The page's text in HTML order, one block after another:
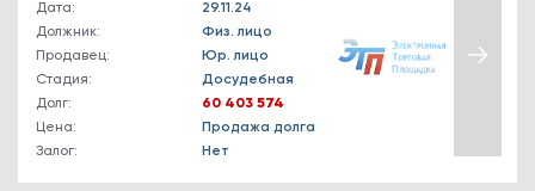
Дата:
29.11.24
Должник:
Физ. лицо
Продавец:
Юр. лицо
Стадия:
Досудебная
Долг:
60 403 574
Цена:
Продажа долга
Залог:
Нет